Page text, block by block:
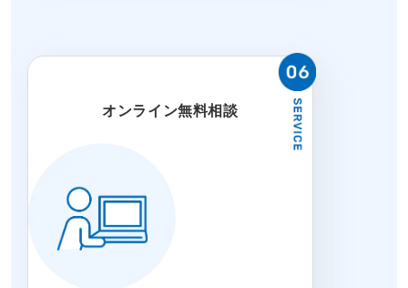
オンライン無料相談